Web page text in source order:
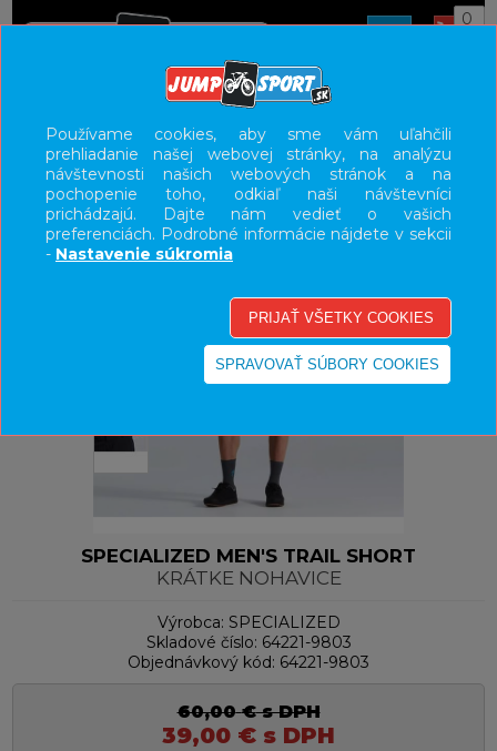
0
UŽÍVATEĽSKÝ PANEL
KATEGÓRIE
HLAVNÉ MENU
-35%
SPECIALIZED MEN'S TRAIL SHORT
KRÁTKE NOHAVICE
Výrobca: SPECIALIZED
Skladové číslo: 64221-9803
Objednávkový kód: 64221-9803
60,00 €s DPH
39,00 € s DPH
Používame cookies, aby sme vám uľahčili
prehliadanie našej webovej stránky, na analýzu
návštevnosti našich webových stránok a na
pochopenie toho, odkiaľ naši návštevníci
prichádzajú. Dajte nám vedieť o vašich
preferenciách. Podrobné informácie nájdete v sekcii
- Nastavenie súkromia